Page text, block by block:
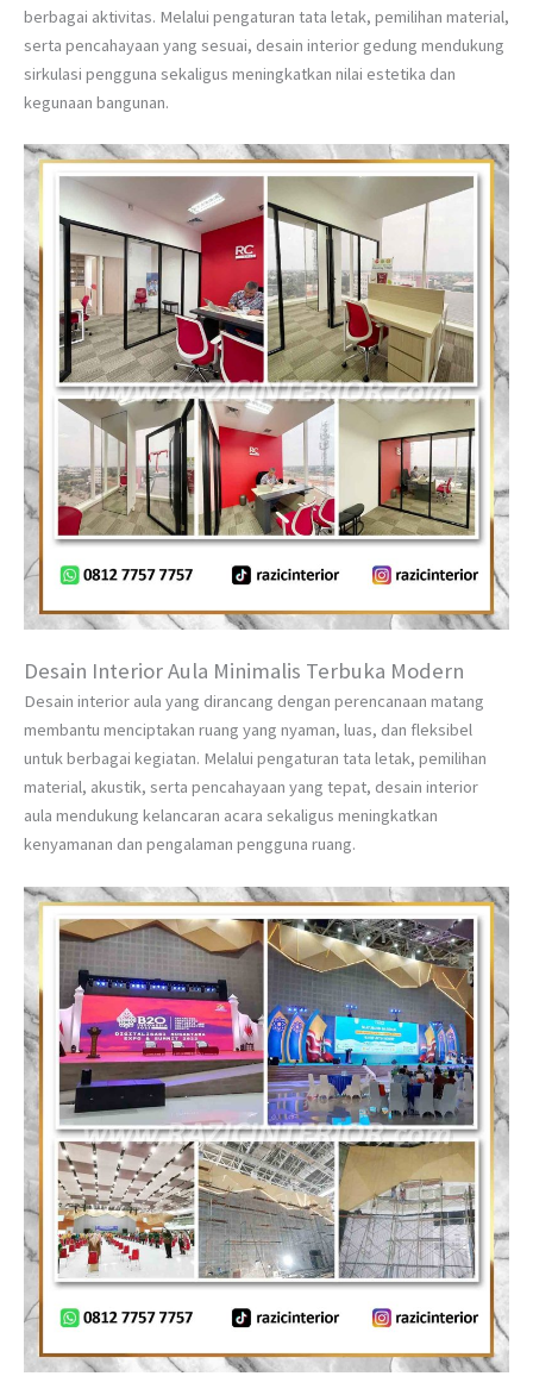
berbagai aktivitas. Melalui pengaturan tata letak, pemilihan material,
serta pencahayaan yang sesuai, desain interior gedung mendukung
sirkulasi pengguna sekaligus meningkatkan nilai estetika dan
kegunaan bangunan.
Desain Interior Aula Minimalis Terbuka Modern
Desain interior aula yang dirancang dengan perencanaan matang
membantu menciptakan ruang yang nyaman, luas, dan fleksibel
untuk berbagai kegiatan. Melalui pengaturan tata letak, pemilihan
material, akustik, serta pencahayaan yang tepat, desain interior
aula mendukung kelancaran acara sekaligus meningkatkan
kenyamanan dan pengalaman pengguna ruang.